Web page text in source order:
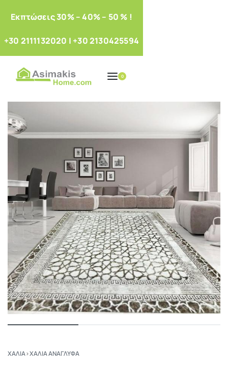
Eκπτώσεις 30% – 40% – 50 % !
+30 2111132020 | +30 2130425594
0
ΧΑΛΙΆ›ΧΑΛΙΆ ΑΝΆΓΛΥΦΑ